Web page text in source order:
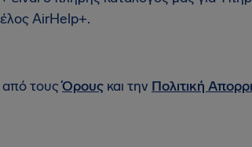
AirHelp+.
από τουςΌρους και την Πολιτική